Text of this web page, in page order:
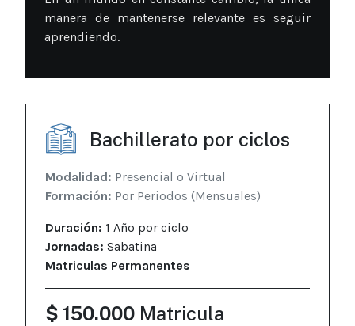
manera de mantenerse relevante es seguir
aprendiendo.
Bachillerato por ciclos
Modalidad: Presencial o Virtual
Formación: Por Periodos (Mensuales)
Duración: 1 Año por ciclo
Jornadas: Sabatina
Matriculas Permanentes
$ 150.000 Matricula